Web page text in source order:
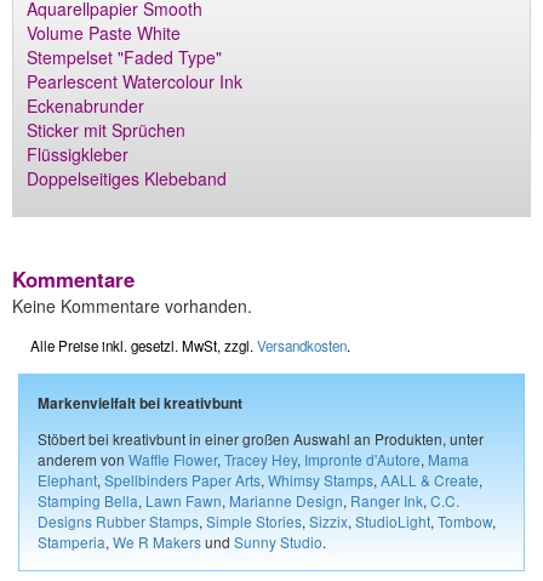
Aquarellpapier Smooth
Volume Paste White
Stempelset "Faded Type"
Pearlescent Watercolour Ink
Eckenabrunder
Sticker mit Sprüchen
Flüssigkleber
Doppelseitiges Klebeband
Kommentare
Keine Kommentare vorhanden.
Alle Preise inkl. gesetzl. MwSt, zzgl. Versandkosten.
Markenvielfalt bei kreativbunt
Stöbert bei kreativbunt in einer großen Auswahl an Produkten, unter
anderem von Waffle Flower, Tracey Hey, Impronte d'Autore, Mama
Elephant, Spellbinders Paper Arts, Whimsy Stamps, AALL & Create,
Stamping Bella, Lawn Fawn, Marianne Design, Ranger Ink, C.C.
Designs Rubber Stamps, Simple Stories, Sizzix, StudioLight, Tombow,
Stamperia, We R Makersund Sunny Studio.